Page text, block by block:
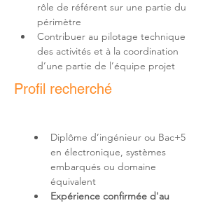
rôle de référent sur une partie du
Contribuer au pilotage technique
des activités et à la coordination
d’une partie de l’équipe projet
Profil recherché
Diplôme d’ingénieur ou Bac+5
en électronique, systèmes
embarqués ou domaine
Expérience confirmée d'au